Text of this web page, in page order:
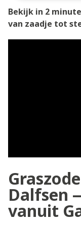
Bekijk in 2
van zaadje tot
Dalfsen
vanuit